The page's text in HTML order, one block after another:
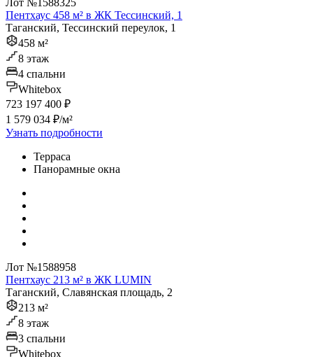
Лот №1588325
Пентхаус 458 м² в ЖК Тессинский, 1
Таганский, Тессинский переулок, 1
458 м²
8 этаж
4 спальни
Whitebox
723 197 400 ₽
1 579 034 ₽/м²
Узнать подробности
Терраса
Панорамные окна
Лот №1588958
Пентхаус 213 м² в ЖК LUMIN
Таганский, Славянская площадь, 2
213 м²
8 этаж
3 спальни
Whitebox